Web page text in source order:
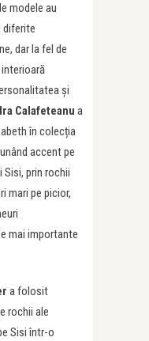
modele au
diferite
dar la fel de
și
Calafeteanu a
în colecția
accent pe
prin rochii
mari pe picior,
mai importante
a folosit
rochii ale
Sisi într-o